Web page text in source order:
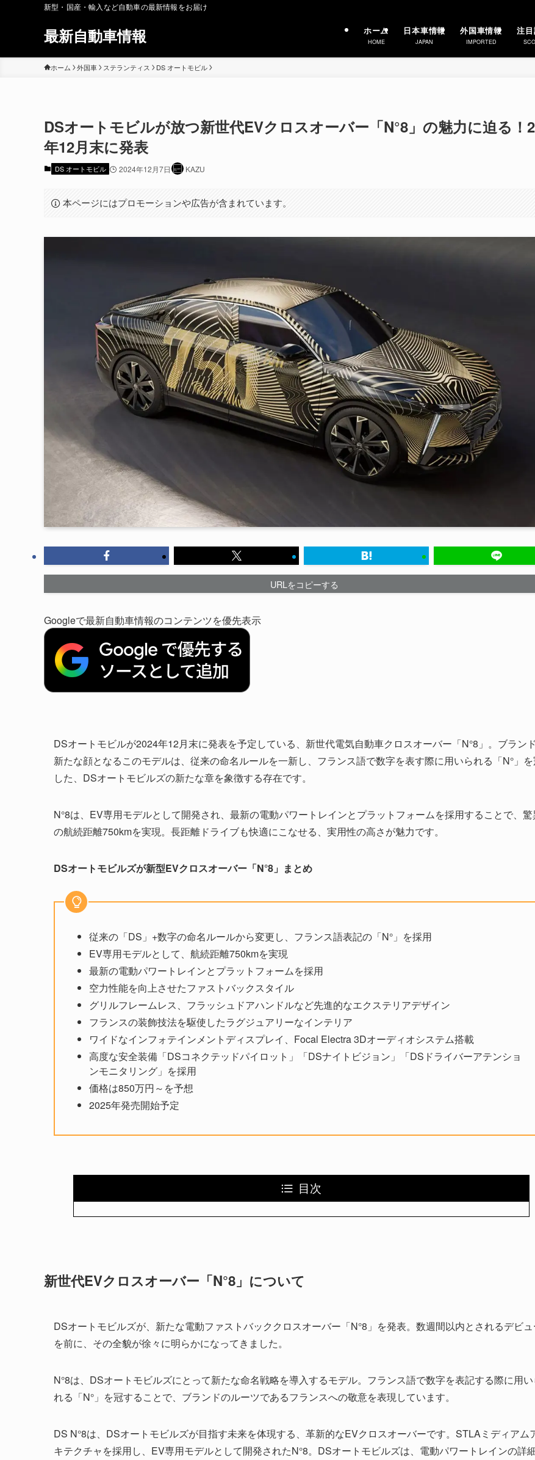
新型・国産・輸入など自動車の最新情報をお届け
最新自動車情報 ホーム
HOME
日本車情報
JAPAN
外国車情報
IMPORTED
注
ホーム 外国車 ステランティス DS オートモビル
DSオートモビルが放つ新世代EVクロスオーバー「N°8」の魅力に迫る！
年12月末に発表
DS オートモビル 2024年12月7日 KAZU
本ページにはプロモーションや広告が含まれています。
URLをコピーする
Googleで最新自動車情報のコンテンツを優先表示
DSオートモビルが2024年12月末に発表を予定している、新世代電気自動車クロスオーバー「N°8」。ブラン
新たな顔となるこのモデルは、従来の命名ルールを一新し、フランス語で数字を表す際に用いられる「N°」
した、DSオートモビルズの新たな章を象徴する存在です。
N°8は、EV専用モデルとして開発され、最新の電動パワートレインとプラットフォームを採用することで、
の航続距離750kmを実現。長距離ドライブも快適にこなせる、実用性の高さが魅力です。
DSオートモビルズが新型EVクロスオーバー「N°8」まとめ
従来の「DS」+数字の命名ルールから変更し、フランス語表記の「N°」を採用
EV専用モデルとして、航続距離750kmを実現
最新の電動パワートレインとプラットフォームを採用
空力性能を向上させたファストバックスタイル
グリルフレームレス、フラッシュドアハンドルなど先進的なエクステリアデザイン
フランスの装飾技法を駆使したラグジュアリーなインテリア
ワイドなインフォテインメントディスプレイ、Focal Electra 3Dオーディオシステム搭載
高度な安全装備「DSコネクテッドパイロット」「DSナイトビジョン」「DSドライバーアテンショ
ンモニタリング」を採用
価格は850万円～を予想
2025年発売開始予定
目次
新世代EVクロスオーバー「N°8」について
DSオートモビルズが、新たな電動ファストバッククロスオーバー「N°8」を発表。数週間以内とされるデビ
を前に、その全貌が徐々に明らかになってきました。
N°8は、DSオートモビルズにとって新たな命名戦略を導入するモデル。フランス語で数字を表記する際に用い
れる「N°」を冠することで、ブランドのルーツであるフランスへの敬意を表現しています。
DS N°8は、DSオートモビルズが目指す未来を体現する、革新的なEVクロスオーバーです。STLAミディアム
キテクチャを採用し、EV専用モデルとして開発されたN°8。DSオートモビルズは、電動パワートレインの詳